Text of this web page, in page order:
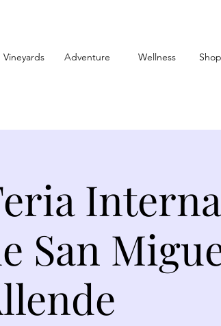
Vineyards Adventure Wellness
San